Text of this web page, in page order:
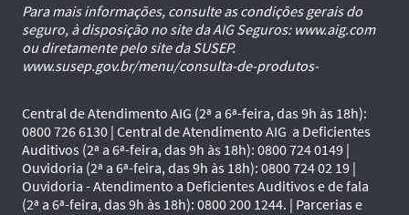
Para mais informações, consulte as condições gerais do
seguro, à disposição no site da AIG Seguros: www.aig.com
ou diretamente pelo site da SUSEP.
www.susep.gov.br/menu/consulta-de-produtos-
Central de Atendimento AIG (2ª a 6ª-feira, das 9h às 18h):
0800 726 6130 | Central de Atendimento AIG a Deficientes
Auditivos (2ª a 6ª-feira, das 9h às 18h): 0800 724 0149 |
Ouvidoria (2ª a 6ª-feira, das 9h às 18h): 0800 724 02 19 |
Ouvidoria - Atendimento a Deficientes Auditivos e de fala
(2ª a 6ª-feira, das 9h às 18h): 0800 200 1244. | Parcerias e